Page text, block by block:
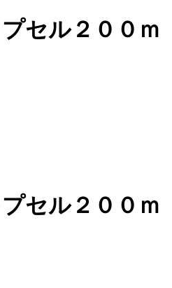
セル２００ｍ
セル２００ｍ